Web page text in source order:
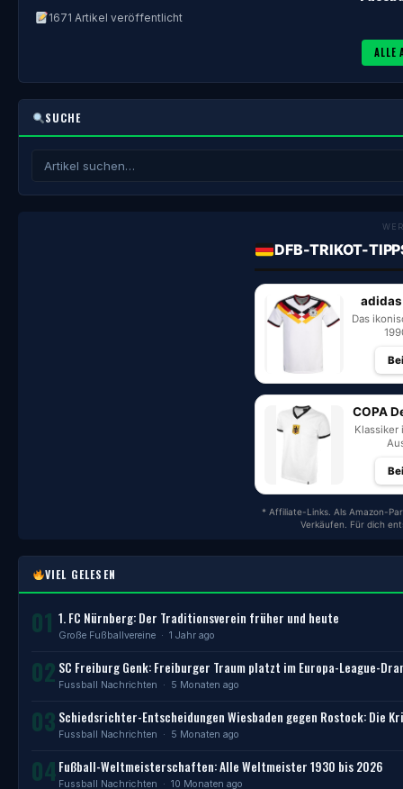
1671 Artikel veröffentlicht
ALLE
SUCHE
DFB-TRIKOT-
Das
COPA
Klassiker
* Affiliate-Links. Als Amazon-
Verkäufen. Für dich
VIEL GELESEN
01 1. FC Nürnberg: Der Traditionsverein früher und heute
Große Fußballvereine · 1 Jahr ago
02 SC Freiburg Genk: Freiburger Traum platzt im Europa-League-
Fussball Nachrichten · 5 Monaten ago
03 Schiedsrichter-Entscheidungen Wiesbaden gegen Rostock: Die
Fussball Nachrichten · 5 Monaten ago
04 Fußball-Weltmeisterschaften: Alle Weltmeister 1930 bis 2026
Fussball Nachrichten · 10 Monaten ago